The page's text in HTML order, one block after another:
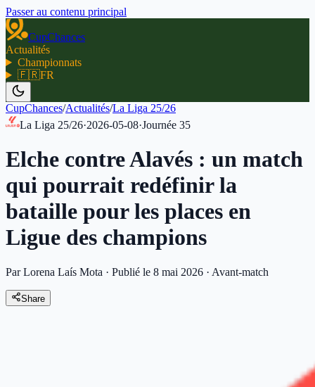
Passer au contenu principal
CupChances
Actualités
Championnats
🇫🇷FR
CupChances/Actualités/La Liga 25/26
La Liga 25/26·2026-05-08·Journée 35
Elche contre Alavés : un match
qui pourrait redéfinir la
bataille pour les places en
Ligue des champions
Par Lorena Laís Mota · Publié le 8 mai 2026 · Avant-match
Share